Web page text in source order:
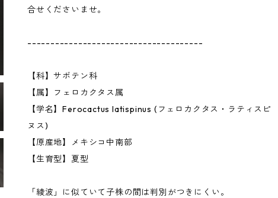
合せくださいませ。
--------------------------------------
【科】サボテン科
【属】フェロカクタス属
【学名】Ferocactus latispinus (フェロカクタス・ラティスピ
ヌス)
【原産地】メキシコ中南部
【生育型】夏型
「綾波」に似ていて子株の間は判別がつきにくい。